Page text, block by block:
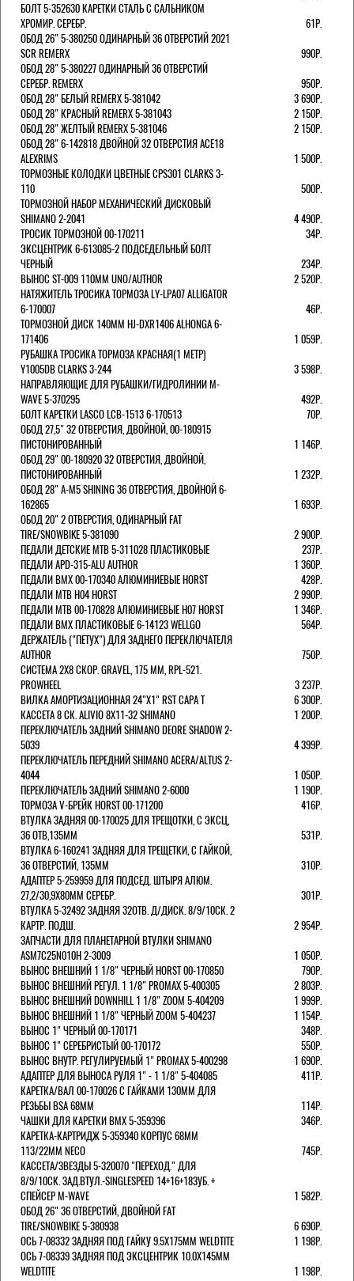
БОЛТ 5-352630 КАРЕТКИ СТАЛЬ С САЛЬНИКОМ
ХРОМИР. СЕРЕБР.
61Р.
ОБОД 26" 5-380250 ОДИНАРНЫЙ 36 ОТВЕРСТИЙ 2021
SCR REMERX
990Р.
ОБОД 28" 5-380227 ОДИНАРНЫЙ 36 ОТВЕРСТИЙ
СЕРЕБР. REMERX
950Р.
ОБОД 28" БЕЛЫЙ REMERX 5-381042
3 690Р.
ОБОД 28" КРАСНЫЙ REMERX 5-381043
2 150Р.
ОБОД 28" ЖЕЛТЫЙ REMERX 5-381046
2 150Р.
ОБОД 28" 6-142818 ДВОЙНОЙ 32 ОТВЕРСТИЯ ACE18
ALEXRIMS
1 500Р.
ТОРМОЗНЫЕ КОЛОДКИ ЦВЕТНЫЕ CPS301 CLARKS 3-
110
500Р.
ТОРМОЗНОЙ НАБОР МЕХАНИЧЕСКИЙ ДИСКОВЫЙ
SHIMANO 2-2041
4 490Р.
ТРОСИК ТОРМОЗНОЙ 00-170211
34Р.
ЭКСЦЕНТРИК 6-613085-2 ПОДСЕДЕЛЬНЫЙ БОЛТ
ЧЕРНЫЙ
234Р.
ВЫНОС ST-009 110ММ UNO/AUTHOR
2 520Р.
НАТЯЖИТЕЛЬ ТРОСИКА ТОРМОЗА LY-LPA07 ALLIGATOR
6-170007
46Р.
ТОРМОЗНОЙ ДИСК 140ММ HJ-DXR1406 ALHONGA 6-
171406
1 059Р.
РУБАШКА ТРОСИКА ТОРМОЗА КРАСНАЯ(1 МЕТР)
Y1005DB CLARKS 3-244
3 598Р.
НАПРАВЛЯЮЩИЕ ДЛЯ РУБАШКИ/ГИДРОЛИНИИ M-
WAVE 5-370295
492Р.
БОЛТ КАРЕТКИ LASCO LCB-1513 6-170513
70Р.
ОБОД 27,5" 32 ОТВЕРСТИЯ, ДВОЙНОЙ, 00-180915
ПИСТОНИРОВАННЫЙ
1 146Р.
ОБОД 29" 00-180920 32 ОТВЕРСТИЯ, ДВОЙНОЙ,
ПИСТОНИРОВАННЫЙ
1 232Р.
ОБОД 28" A-M5 SHINING 36 ОТВЕРСТИЯ, ДВОЙНОЙ 6-
162865
1 693Р.
ОБОД 20" 2 ОТВЕРСТИЯ, ОДИНАРНЫЙ FAT
TIRE/SNOWBIKE 5-381090
2 900Р.
ПЕДАЛИ ДЕТСКИЕ MTB 5-311028 ПЛАСТИКОВЫЕ
237Р.
ПЕДАЛИ APD-315-ALU AUTHOR
1 360Р.
ПЕДАЛИ BMX 00-170340 АЛЮМИНИЕВЫЕ HORST
428Р.
ПЕДАЛИ MTB H04 HORST
2 990Р.
ПЕДАЛИ MTB 00-170828 АЛЮМИНИЕВЫЕ H07 HORST
1 346Р.
ПЕДАЛИ BMX ПЛАСТИКОВЫЕ 6-14123 WELLGO
564Р.
ДЕРЖАТЕЛЬ ("ПЕТУХ") ДЛЯ ЗАДНЕГО ПЕРЕКЛЮЧАТЕЛЯ
AUTHOR
750Р.
СИСТЕМА 2Х8 СКОР. GRAVEL, 175 ММ, RPL-521.
PROWHEEL
3 237Р.
ВИЛКА АМОРТИЗАЦИОННАЯ 24"Х1" RST CAPA Т
6 300Р.
КАССЕТА 8 СК. ALIVIO 8Х11-32 SHIMANO
1 200Р.
ПЕРЕКЛЮЧАТЕЛЬ ЗАДНИЙ SHIMANO DEORE SHADOW 2-
5039
4 399Р.
ПЕРЕКЛЮЧАТЕЛЬ ПЕРЕДНИЙ SHIMANO ACERA/ALTUS 2-
4044
1 050Р.
ПЕРЕКЛЮЧАТЕЛЬ ЗАДНИЙ SHIMANO 2-6000
1 190Р.
ТОРМОЗА V-БРЕЙК HORST 00-171200
416Р.
ВТУЛКА ЗАДНЯЯ 00-170025 ДЛЯ ТРЕЩОТКИ, С ЭКСЦ,
36 ОТВ,135ММ
531Р.
ВТУЛКА 6-160241 ЗАДНЯЯ ДЛЯ ТРЕЩЕТКИ, С ГАЙКОЙ,
36 ОТВЕРСТИЙ, 135ММ
310Р.
АДАПТЕР 5-259959 ДЛЯ ПОДСЕД. ШТЫРЯ АЛЮМ.
27,2/30,9Х80ММ СЕРЕБР.
301Р.
ВТУЛКА 5-32492 ЗАДНЯЯ 32ОТВ. Д/ДИСК. 8/9/10СК. 2
КАРТР. ПОДШ.
2 954Р.
ЗАПЧАСТИ ДЛЯ ПЛАНЕТАРНОЙ ВТУЛКИ SHIMANO
ASM7C25N010H 2-3009
1 050Р.
ВЫНОС ВНЕШНИЙ 1 1/8" ЧЕРНЫЙ HORST 00-170850
790Р.
ВЫНОС ВНЕШНИЙ РЕГУЛ. 1 1/8" PROMAX 5-400305
2 803Р.
ВЫНОС ВНЕШНИЙ DOWNHILL 1 1/8" ZOOM 5-404209
1 999Р.
ВЫНОС ВНЕШНИЙ 1 1/8" ЧЕРНЫЙ ZOOM 5-404237
1 154Р.
ВЫНОС 1" ЧЕРНЫЙ 00-170171
348Р.
ВЫНОС 1" СЕРЕБРИСТЫЙ 00-170172
550Р.
ВЫНОС ВНУТР. РЕГУЛИРУЕМЫЙ 1" PROMAX 5-400298
1 690Р.
АДАПТЕР ДЛЯ ВЫНОСА РУЛЯ 1" - 1 1/8" 5-404085
411Р.
КАРЕТКА/ВАЛ 00-170026 С ГАЙКАМИ 130ММ ДЛЯ
РЕЗЬБЫ BSA 68ММ
114Р.
ЧАШКИ ДЛЯ КАРЕТКИ BMX 5-359396
346Р.
КАРЕТКА-КАРТРИДЖ 5-359340 КОРПУС 68ММ
113/22ММ NECO
745Р.
КАССЕТА/ЗВЕЗДЫ 5-320070 "ПЕРЕХОД." ДЛЯ
8/9/10СК. ЗАД.ВТУЛ.-SINGLESPEED 14+16+18ЗУБ. +
СПЕЙСЕР M-WAVE
1 582Р.
ОБОД 26" 36 ОТВЕРСТИЙ, ДВОЙНОЙ FAT
TIRE/SNOWBIKE 5-380938
6 690Р.
ОСЬ 7-08332 ЗАДНЯЯ ПОД ГАЙКУ 9.5Х175ММ WELDTITE
1 198Р.
ОСЬ 7-08339 ЗАДНЯЯ ПОД ЭКСЦЕНТРИК 10.0Х145ММ
WELDTITE
1 198Р.